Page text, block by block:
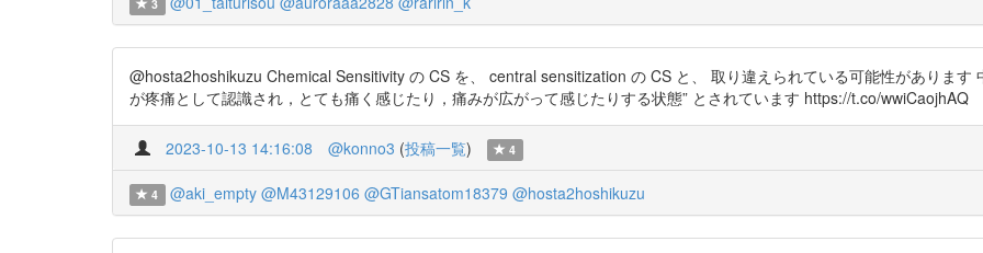
3
@hosta2hoshikuzu Chemical Sensitivity の CS を、 central sensitization の CS と、 取り違えられている可能性があります
が疼痛として認識され，とても痛く感じたり，痛みが広がって感じたりする状態” とされています https://t.co/wwiCaojhAQ
2023-10-13 14:16:08 @konno3 (投稿一覧) 4
4 @aki_empty @M43129106 @GTiansatom18379 @hosta2hoshikuzu